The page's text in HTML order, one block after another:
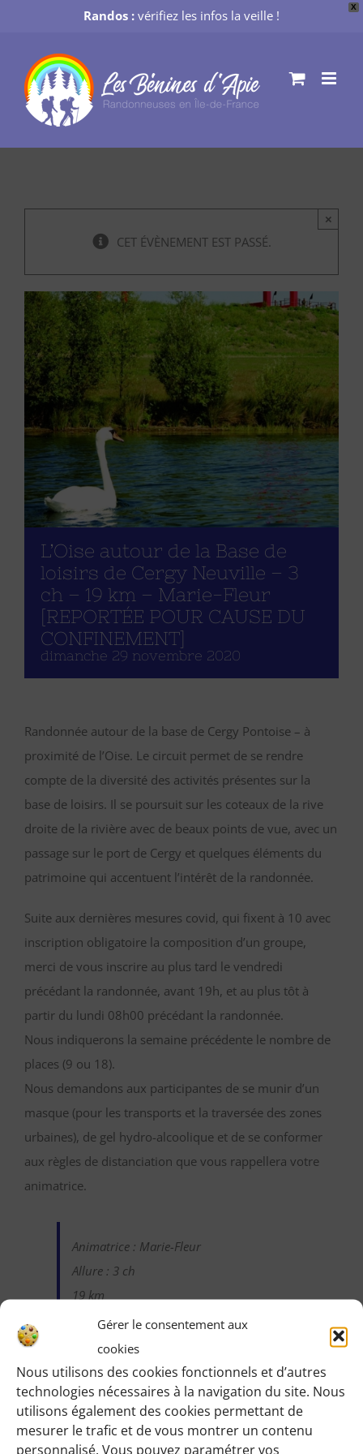
X
Randos : vérifiez les infos la veille !
Gérer le consentement aux
cookies
Nous utilisons des cookies fonctionnels et d’autres
technologies nécessaires à la navigation du site. Nous
utilisons également des cookies permettant de
mesurer le trafic et de vous montrer un contenu
personnalisé. Vous pouvez paramétrer vos
contenu
CET ÉVÈNEMENT EST PASSÉ.
×
L’Oise autour de la Base de
loisirs de Cergy Neuville – 3
ch – 19 km – Marie-Fleur
[REPORTÉE POUR CAUSE DU
CONFINEMENT]
dimanche 29 novembre 2020
Randonnée autour de la base de Cergy Pontoise – à
proximité de l’Oise. Le circuit permet de se rendre
compte de la diversité des activités présentes sur la
base de loisirs. Il se poursuit sur les coteaux de la rive
droite de la rivière avec de beaux points de vue, avec un
passage sur le port de Cergy et quelques éléments du
patrimoine qui accentuent l’intérêt de la randonnée.
Suite aux dernières mesures covid, qui fixent à 10 avec
inscription obligatoire la composition d’un groupe,
merci de vous inscrire au plus tard le vendredi
précédant la randonnée, avant 19h, et au plus tôt à
partir du lundi 08h00 précédant la randonnée.
Nous indiquerons la semaine précédente le nombre de
places (9 ou 18).
Nous demandons aux participantes de se munir d’un
masque (pour les transports et la traversée des zones
urbaines), de gel hydro-alcoolique et de se conformer
aux règles de distanciation que vous rappellera votre
animatrice.
Animatrice : Marie-Fleur
Allure : 3 ch
19 km
Identifiez-vous pour voir les détails de cette
randonnée:
Une fois identifiée en tant qu’adhérente, vous pourrez